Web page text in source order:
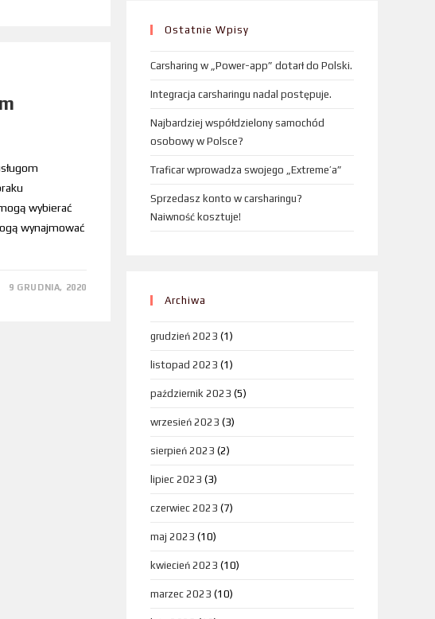
wybierać
wynajmować
9 GRUDNIA, 2020
Ostatnie Wpisy
Carsharing w „Power-app” dotarł do Polski.
Integracja carsharingu nadal postępuje.
Najbardziej współdzielony samochód
osobowy w Polsce?
Traficar wprowadza swojego „Extreme’a”
Sprzedasz konto w carsharingu?
Naiwność kosztuje!
Archiwa
grudzień 2023 (1)
listopad 2023 (1)
październik 2023 (5)
wrzesień 2023 (3)
sierpień 2023 (2)
lipiec 2023 (3)
czerwiec 2023 (7)
maj 2023 (10)
kwiecień 2023 (10)
marzec 2023 (10)